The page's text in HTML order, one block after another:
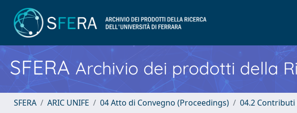
SFERA Archivio dei prodotti della
SFERA ARIC UNIFE 04 Atto di Convegno (Proceedings) 04.2